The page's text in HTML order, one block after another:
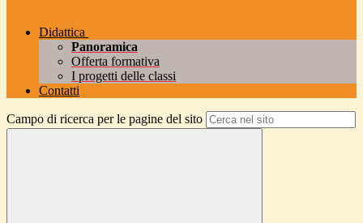
Didattica
Panoramica
Offerta formativa
I progetti delle classi
Contatti
Campo di ricerca per le pagine del sito